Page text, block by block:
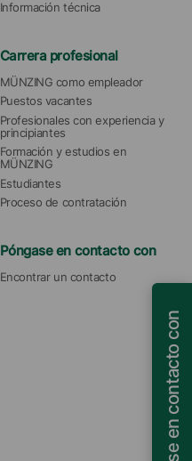
Información técnica
Carrera profesional
MÜNZING como empleador
Puestos vacantes
Profesionales con experiencia y
principiantes
Formación y estudios en
MÜNZING
Estudiantes
Proceso de contratación
Póngase en contacto con
Encontrar un contacto
Póngase en contacto con